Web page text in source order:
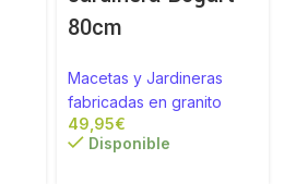
80cm
Macetas y Jardineras
fabricadas en granito
€
Disponible